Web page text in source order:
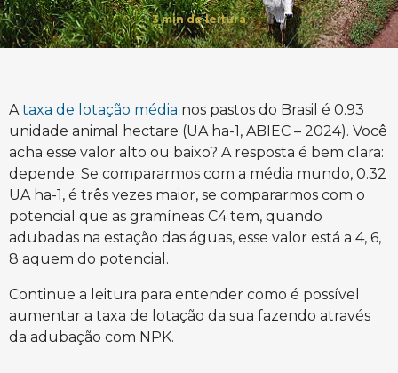
3 min de leitura
A taxa de lotação média nos pastos do Brasil é 0.93
unidade animal hectare (UA ha-1, ABIEC – 2024). Você
acha esse valor alto ou baixo? A resposta é bem clara:
depende. Se compararmos com a média mundo, 0.32
UA ha-1, é três vezes maior, se compararmos com o
potencial que as gramíneas C4 tem, quando
adubadas na estação das águas, esse valor está a 4, 6,
8 aquem do potencial.
Continue a leitura para entender como é possível
aumentar a taxa de lotação da sua fazendo através
da adubação com NPK.